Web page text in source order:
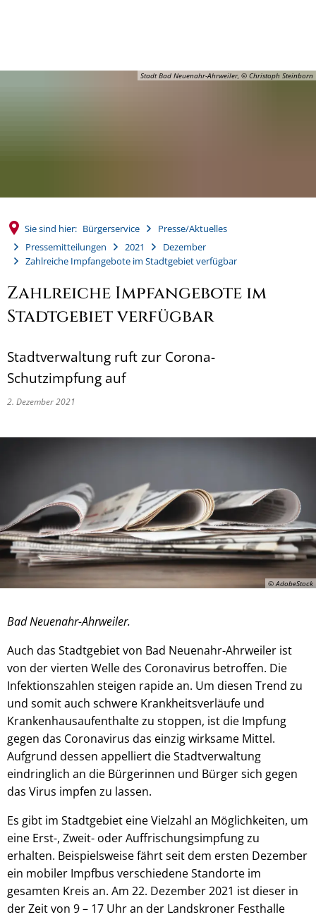
Stadt Bad Neuenahr-Ahrweiler, © Christoph Steinborn
Sie sind hier: Bürgerservice
Presse/Aktuelles
Pressemitteilungen
2021
Dezember
Zahlreiche Impfangebote im Stadtgebiet verfügbar
Zahlreiche Impfangebote im
Stadtgebiet verfügbar
Stadtverwaltung ruft zur Corona-
Schutzimpfung auf
2. Dezember 2021
© AdobeStock
Bad Neuenahr-Ahrweiler.
Auch das Stadtgebiet von Bad Neuenahr-Ahrweiler ist
von der vierten Welle des Coronavirus betroffen. Die
Infektionszahlen steigen rapide an. Um diesen Trend zu
und somit auch schwere Krankheitsverläufe und
Krankenhausaufenthalte zu stoppen, ist die Impfung
gegen das Coronavirus das einzig wirksame Mittel.
Aufgrund dessen appelliert die Stadtverwaltung
eindringlich an die Bürgerinnen und Bürger sich gegen
das Virus impfen zu lassen.
Es gibt im Stadtgebiet eine Vielzahl an Möglichkeiten, um
eine Erst-, Zweit- oder Auffrischungsimpfung zu
erhalten. Beispielsweise fährt seit dem ersten Dezember
ein mobiler Impfbus verschiedene Standorte im
gesamten Kreis an. Am 22. Dezember 2021 ist dieser in
der Zeit von 9 – 17 Uhr an der Landskroner Festhalle